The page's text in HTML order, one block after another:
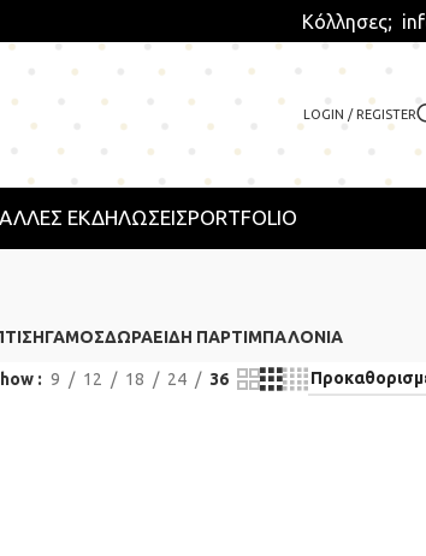
Κόλλησες;
LOGIN / REGISTER
ΑΛΛΕΣ ΕΚΔΗΛΩΣΕΙΣPORTFOLIO
ΓΆΜΟΣΔΏΡΑΕΊΔΗ ΠΆΡΤΙΜΠΑΛΌΝΙΑ
9 12 18 24 36